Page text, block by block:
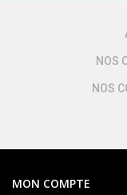
NOS
NOS
MON COMPTE